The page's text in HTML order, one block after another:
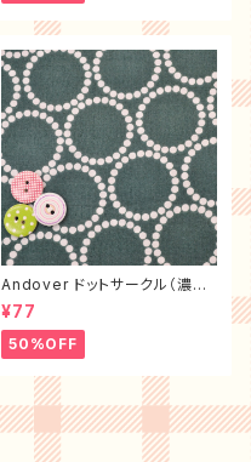
Andover ドットサークル（濃グ
リーン）
¥77
50%OFF